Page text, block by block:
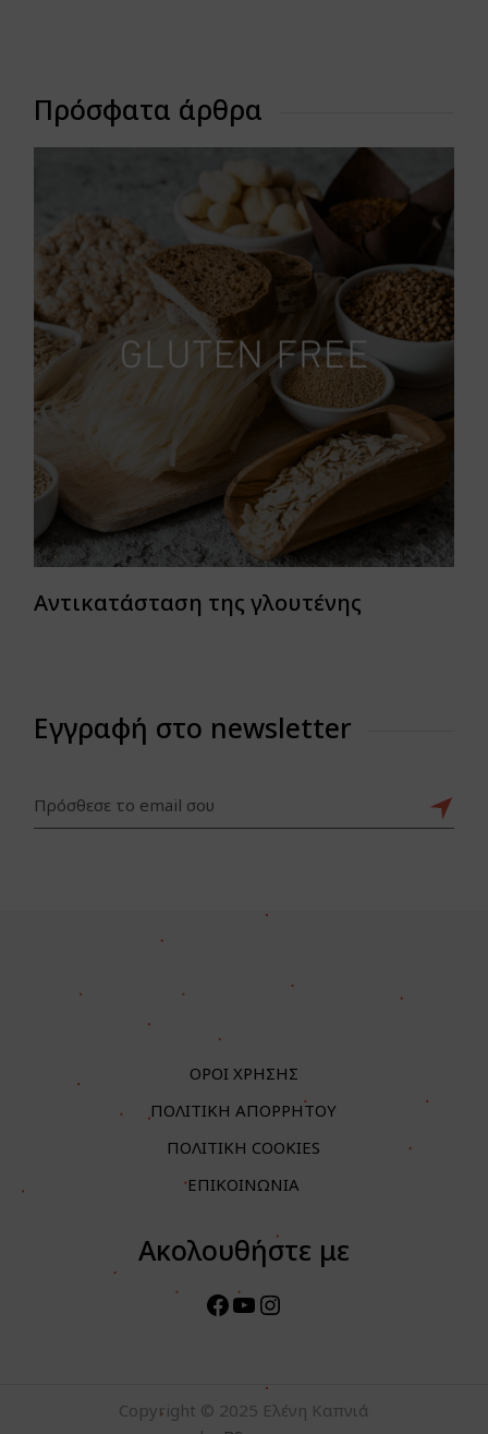
Πρόσφατα άρθρα
Αντικατάσταση της γλουτένης
Εγγραφή στο newsletter
ΟΡΟΙ ΧΡΗΣΗΣ
ΠΟΛΙΤΙΚΗ ΑΠΟΡΡΗΤΟΥ
ΠΟΛΙΤΙΚΗ COOKIES
ΕΠΙΚΟΙΝΩΝΙΑ
Ακολουθήστε με
Facebook
YouTube
Instagram
Copyright © 2025 Ελένη Καπνιά